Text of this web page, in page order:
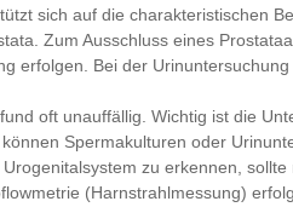
sich auf die charakteristischen
Zum Ausschluss eines
erfolgen. Bei der
oft unauffällig. Wichtig ist die
Spermakulturen oder
zu erkennen,
(Harnstrahlmessung)